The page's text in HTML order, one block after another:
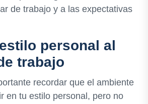
de trabajo y a las expectativas
personal al
trabajo
recordar que el ambiente
en tu estilo personal, pero no